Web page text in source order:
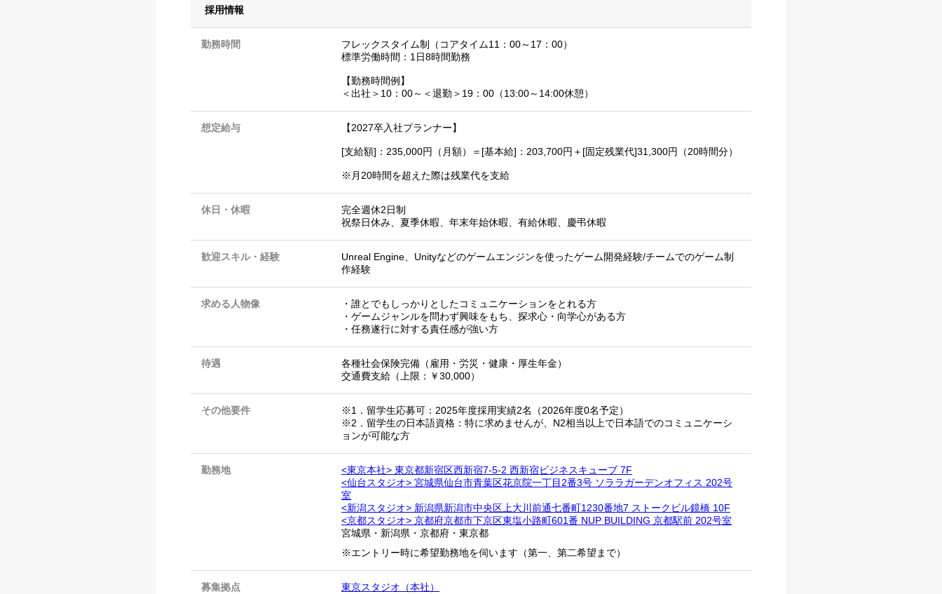
採用情報
勤務時間
フレックスタイム制（コアタイム11：00～17：00）
標準労働時間：1日8時間勤務
【勤務時間例】
＜出社＞10：00～＜退勤＞19：00（13:00～14:00休憩）
想定給与 【2027卒入社プランナー】
[支給額]：235,000円（月額）＝[基本給]：203,700円＋[固定残業代]31,300円（20時間分）
※月20時間を超えた際は残業代を支給
休日・休暇
完全週休2日制
祝祭日休み、夏季休暇、年末年始休暇、有給休暇、慶弔休暇
歓迎スキル・経験
Unreal Engine、Unityなどのゲームエンジンを使ったゲーム開発経験/チームでのゲーム制
作経験
求める人物像
・誰とでもしっかりとしたコミュニケーションをとれる方
・ゲームジャンルを問わず興味をもち、探求心・向学心がある方
・任務遂行に対する責任感が強い方
待遇
各種社会保険完備（雇用・労災・健康・厚生年金）
交通費支給（上限：￥30,000）
その他要件
※1．留学生応募可：2025年度採用実績2名（2026年度0名予定）
※2．留学生の日本語資格：特に求めませんが、N2相当以上で日本語でのコミュニケーシ
ョンが可能な方
勤務地
<東京本社> 東京都新宿区西新宿7-5-2 西新宿ビジネスキューブ 7F
<仙台スタジオ> 宮城県仙台市青葉区花京院一丁目2番3号 ソララガーデンオフィス 202号
室
<新潟スタジオ> 新潟県新潟市中央区上大川前通七番町1230番地7 ストークビル鏡橋 10F
<京都スタジオ> 京都府京都市下京区東塩小路町601番 NUP BUILDING 京都駅前 202号室
宮城県 ・ 新潟県 ・ 京都府 ・ 東京都
※エントリー時に希望勤務地を伺います（第一、第二希望まで）
募集拠点
東京スタジオ（本社）